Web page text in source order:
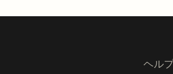
ヘル